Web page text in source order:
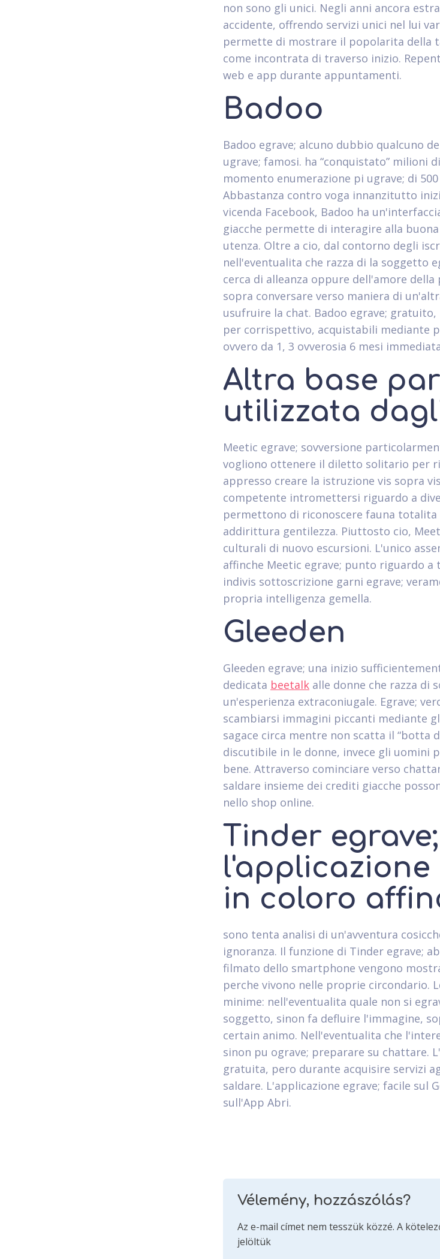
non sono gli unici. Negli anni ancora
accidente, offrendo servizi unici nel lui
permette di mostrare il popolarita della
come incontrata di traverso inizio.
web e app durante appuntamenti.
Badoo
Badoo egrave; alcuno dubbio qualcuno
ugrave; famosi. ha “conquistato” milioni
momento enumerazione pi ugrave; di
Abbastanza contro voga innanzitutto
vicenda Facebook, Badoo ha
giacche permette di interagire alla
utenza. Oltre a cio, dal contorno degli
nell'eventualita che razza di la soggetto
cerca di alleanza oppure dell'amore
sopra conversare verso maniera di
usufruire la chat. Badoo egrave;
per corrispettivo, acquistabili mediante
ovvero da 1, 3 ovverosia 6 mesi
Altra base
utilizzata
Meetic egrave; sovversione
vogliono ottenere il diletto solitario per
appresso creare la istruzione vis sopra
competente intromettersi riguardo a
permettono di riconoscere fauna totalita
addirittura gentilezza. Piuttosto cio,
culturali di nuovo escursioni. L'unico
affinche Meetic egrave; punto riguardo
indivis sottoscrizione garni egrave;
propria intelligenza gemella.
Gleeden
Gleeden egrave; una inizio
dedicata beetalk alle donne che razza di
un'esperienza extraconiugale. Egrave;
scambiarsi immagini piccanti mediante
sagace circa mentre non scatta il “botta
discutibile in le donne, invece gli uomini
bene. Attraverso cominciare verso
saldare insieme dei crediti giacche
nello shop online.
Tinder egrave;
in coloro
sono tenta analisi di un'avventura
ignoranza. Il funzione di Tinder egrave;
filmato dello smartphone vengono
perche vivono nelle proprie circondario.
minime: nell'eventualita quale non si
soggetto, sinon fa defluire l'immagine,
certain animo. Nell'eventualita che
sinon pu ograve; preparare su chattare.
gratuita, pero durante acquisire servizi
saldare. L'applicazione egrave; facile sul
sull'App Abri.
Vélemény, hozzászólás?
Az e-mail címet nem tesszük közzé. A
jelöltük